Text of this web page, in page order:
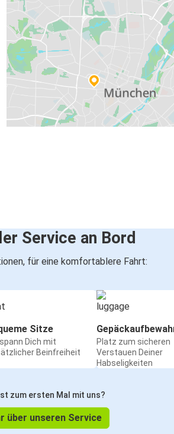
Service an Bord
für eine komfortablere Fahrt:
Sitze
Dich mit
Beinfreiheit
Platz zum sicheren
Verstauen Deiner
Habseligkeiten
zum ersten Mal mit uns?
über unseren Service